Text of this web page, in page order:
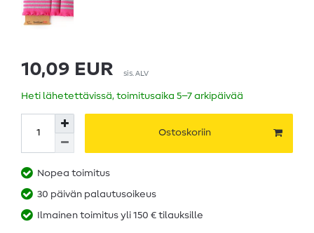
10,09 EUR sis. ALV
Heti lähetettävissä, toimitusaika 5–7 arkipäivää
Ostoskoriin
Nopea toimitus
30 päivän palautusoikeus
Ilmainen toimitus yli 150 € tilauksille